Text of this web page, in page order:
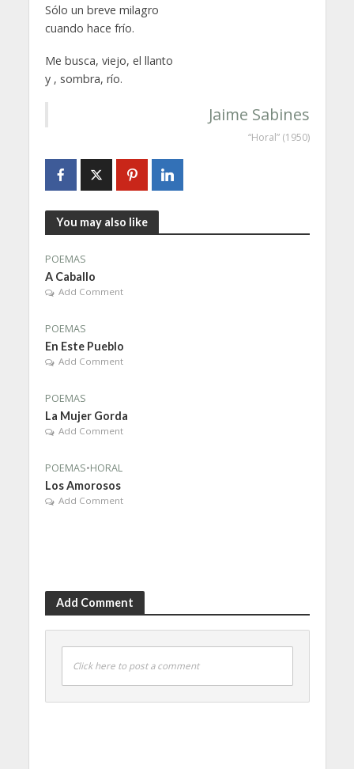
Sólo un breve milagro
cuando hace frío.
Me busca, viejo, el llanto
y , sombra, río.
Jaime Sabines
“Horal” (1950)
You may also like
POEMAS
A Caballo
Add Comment
POEMAS
En Este Pueblo
Add Comment
POEMAS
La Mujer Gorda
Add Comment
POEMAS•HORAL
Los Amorosos
Add Comment
Add Comment
Click here to post a comment